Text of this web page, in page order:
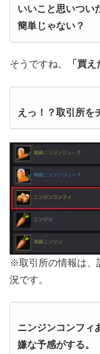
いいこと思いつい
簡単じゃない？
そうですね。 「買え
えっ！？取引所を
※取引所の情報は、
況です。
ニンジンコンフィ
嫌な予感がする。